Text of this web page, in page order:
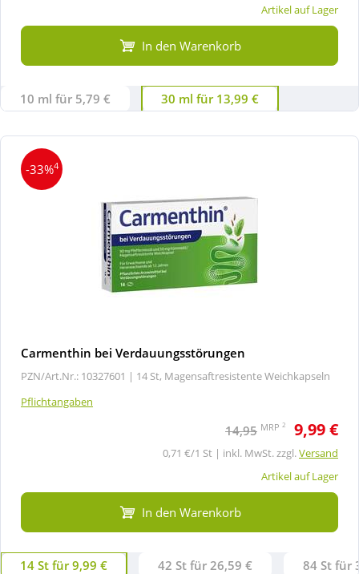
Artikel auf Lager
In den Warenkorb
10 ml für 5,79 € 30 ml für 13,99 €
-33%4
Carmenthin bei Verdauungsstörungen
PZN/Art.Nr.: 10327601 | 14 St, Magensaftresistente Weichkapseln
Pflichtangaben
14,95 MRP 2 9,99 €
0,71 €/1 St | inkl. MwSt. zzgl.Versand
Artikel auf Lager
In den Warenkorb
14 St für 9,99 € 42 St für 26,59 € 84 St für